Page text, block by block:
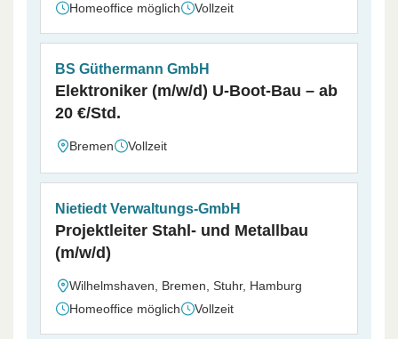
Homeoffice möglich
Vollzeit
BS Güthermann GmbH
Elektroniker (m/w/d) U-Boot-Bau – ab
20 €/Std.
Bremen Vollzeit
Nietiedt Verwaltungs-GmbH
Projektleiter Stahl- und Metallbau
(m/w/d)
Wilhelmshaven, Bremen, Stuhr, Hamburg
Homeoffice möglich
Vollzeit